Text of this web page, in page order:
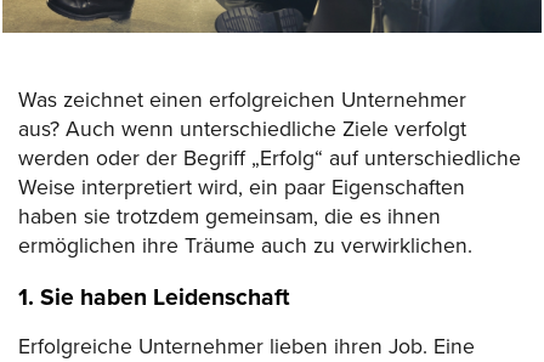
Was zeichnet einen erfolgreichen Unternehmer
aus? Auch wenn unterschiedliche Ziele verfolgt
werden oder der Begriff „Erfolg“ auf unterschiedliche
Weise interpretiert wird, ein paar Eigenschaften
haben sie trotzdem gemeinsam, die es ihnen
ermöglichen ihre Träume auch zu verwirklichen.
1. Sie haben Leidenschaft
Erfolgreiche Unternehmer lieben ihren Job. Eine